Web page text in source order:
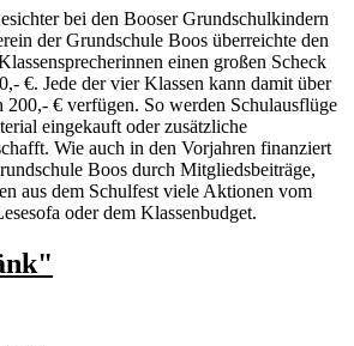
bei den Booser Grundschulkindern
der Grundschule Boos überreichte den
einen großen Scheck
€. Jede der vier Klassen kann damit über
200,- € verfügen. So werden Schulausflüge
eingekauft oder zusätzliche
Wie auch in den Vorjahren finanziert
Boos durch Mitgliedsbeiträge,
aus dem Schulfest viele Aktionen vom
oder dem Klassenbudget.